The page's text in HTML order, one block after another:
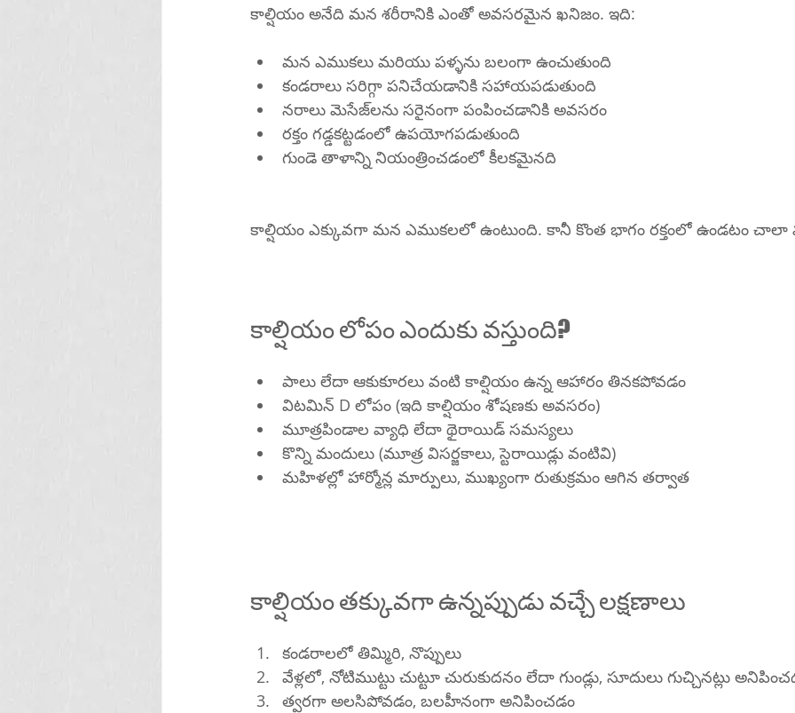
కాల్షియం అనేది మన శరీరానికి ఎంతో అవసరమైన ఖనిజం. ఇది:
మన ఎముకలు మరియు పళ్ళను బలంగా ఉంచుతుంది
కండరాలు సరిగ్గా పనిచేయడానికి సహాయపడుతుంది
నరాలు మెసేజ్‌లను సరైనంగా పంపించడానికి అవసరం
రక్తం గడ్డకట్టడంలో ఉపయోగపడుతుంది
గుండె తాళాన్ని నియంత్రించడంలో కీలకమైనది
కాల్షియం ఎక్కువగా మన ఎముకలలో ఉంటుంది. కానీ కొంత భాగం రక్తంలో ఉండటం చాలా
కాల్షియం లోపం ఎందుకు వస్తుంది?
పాలు లేదా ఆకుకూరలు వంటి కాల్షియం ఉన్న ఆహారం తినకపోవడం
విటమిన్ D లోపం (ఇది కాల్షియం శోషణకు అవసరం)
మూత్రపిండాల వ్యాధి లేదా థైరాయిడ్ సమస్యలు
కొన్ని మందులు (మూత్ర విసర్జకాలు, స్టెరాయిడ్లు వంటివి)
మహిళల్లో హార్మోన్ల మార్పులు, ముఖ్యంగా రుతుక్రమం ఆగిన తర్వాత
కాల్షియం తక్కువగా ఉన్నప్పుడు వచ్చే లక్షణాలు
కండరాలలో తిమ్మిరి, నొప్పులు
వేళ్లలో, నోటిముట్టు చుట్టూ చురుకుదనం లేదా గుండ్లు, సూదులు గుచ్చినట్లు
త్వరగా అలసిపోవడం, బలహీనంగా అనిపించడం